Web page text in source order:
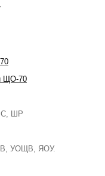
ЩО-70
ШР
УОЩВ, ЯОУ.